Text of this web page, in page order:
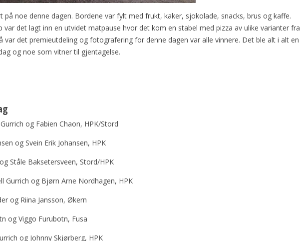
på noe denne dagen. Bordene var fylt med frukt, kaker, sjokolade, snacks, brus og kaffe.
var det lagt inn en utvidet matpause hvor det kom en stabel med pizza av ulike varianter fra
var det premieutdeling og fotografering for denne dagen var alle vinnere. Det ble alt i alt en
og noe som vitner til gjentagelse.
og Fabien Chaon, HPK/Stord
og Svein Erik Johansen, HPK
Ståle Baksetersveen, Stord/HPK
Gurrich og Bjørn Arne Nordhagen, HPK
og Riina Jansson, Økern
og Viggo Furubotn, Fusa
og Johnny Skjørberg, HPK